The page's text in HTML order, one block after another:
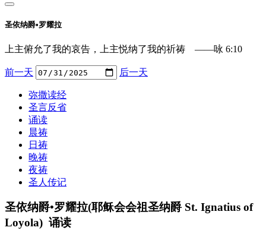
圣依纳爵•罗耀拉
上主俯允了我的哀告，上主悦纳了我的祈祷 ——咏 6:10
前一天 后一天
弥撒读经
圣言反省
诵读
晨祷
日祷
晚祷
夜祷
圣人传记
圣依纳爵•罗耀拉(耶稣会会祖圣纳爵 St. Ignatius of
Loyola) 诵读